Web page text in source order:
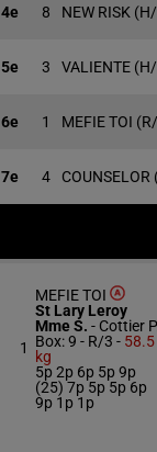
4e 8 NEW RISK
5e 3 VALIENTE
6e 1 MEFIE TOI
7e 4 COUNSELOR
1
MEFIE TOI
St Lary Leroy
Mme S. - Cottier P.
Box: 9 - R/3 - 58.5
kg
5p 2p 6p 5p 9p
(25) 7p 5p 5p 6p
9p 1p 1p